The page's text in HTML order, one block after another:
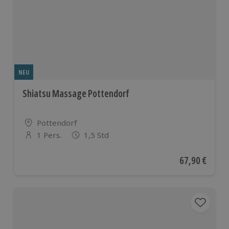
NEU
Shiatsu Massage Pottendorf
Standort
Pottendorf
Anzahl der Teilnehmer
1 Pers. 1,5 Std
Aktueller
67,90 €